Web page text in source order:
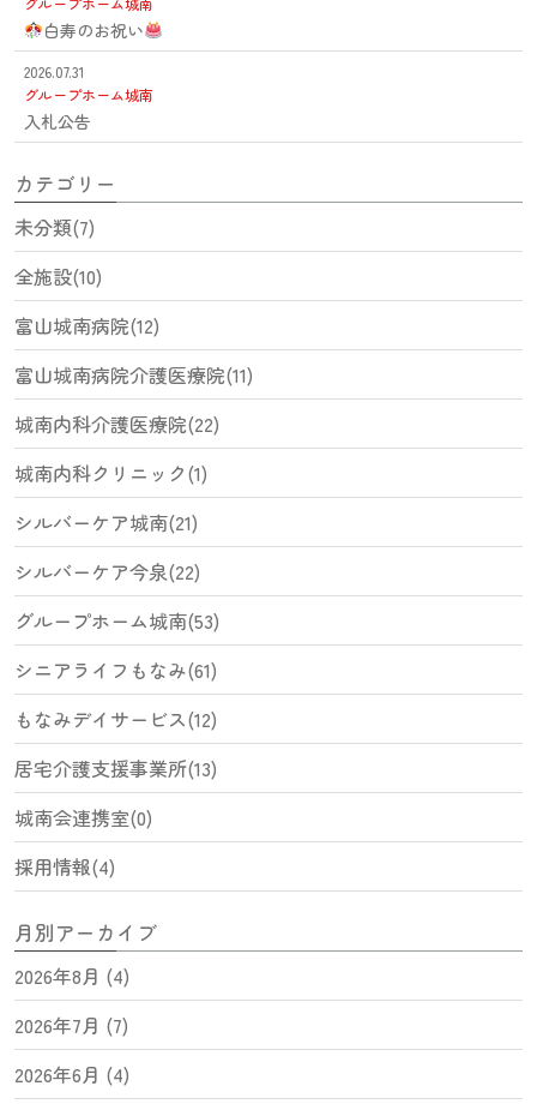
白寿のお祝い
2026.07.31
グループホーム城南
入札公告
カテゴリー
未分類(7)
全施設(10)
富山城南病院(12)
富山城南病院介護医療院(11)
城南内科介護医療院(22)
城南内科クリニック(1)
シルバーケア城南(21)
シルバーケア今泉(22)
グループホーム城南(53)
シニアライフもなみ(61)
もなみデイサービス(12)
居宅介護支援事業所(13)
城南会連携室(0)
採用情報(4)
月別アーカイブ
2026年8月 (4)
2026年7月 (7)
2026年6月 (4)